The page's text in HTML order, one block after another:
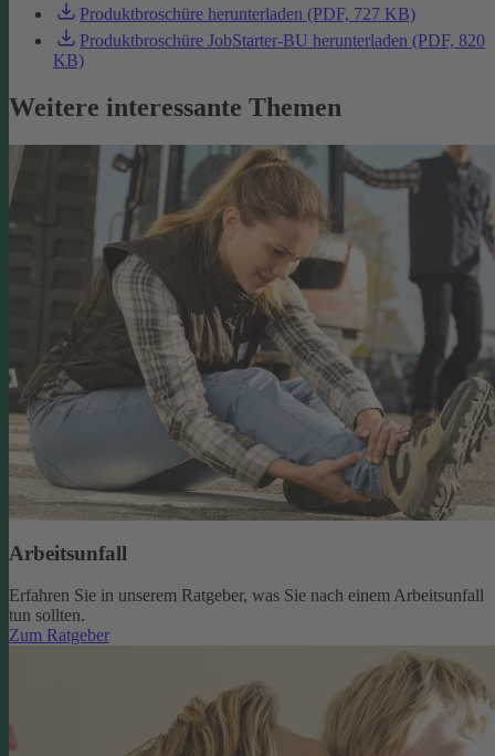
Produktbroschüre herunterladen (PDF, 727 KB)
Produktbroschüre JobStarter-BU herunterladen (PDF, 820
KB)
Weitere interessante Themen
Arbeitsunfall
Erfahren Sie in unserem Ratgeber, was Sie nach einem Arbeitsunfall
tun sollten.
Zum Ratgeber